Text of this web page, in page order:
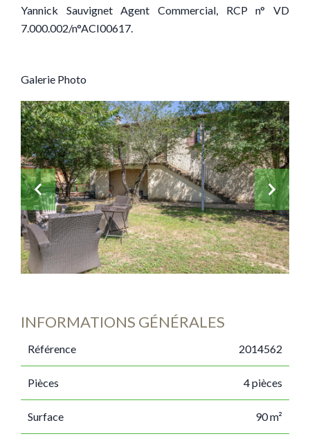
Yannick Sauvignet Agent Commercial, RCP n° VD
7.000.002/n°ACI00617.
Galerie Photo
INFORMATIONS GÉNÉRALES
Référence 2014562
Pièces 4 pièces
Surface 90 m²